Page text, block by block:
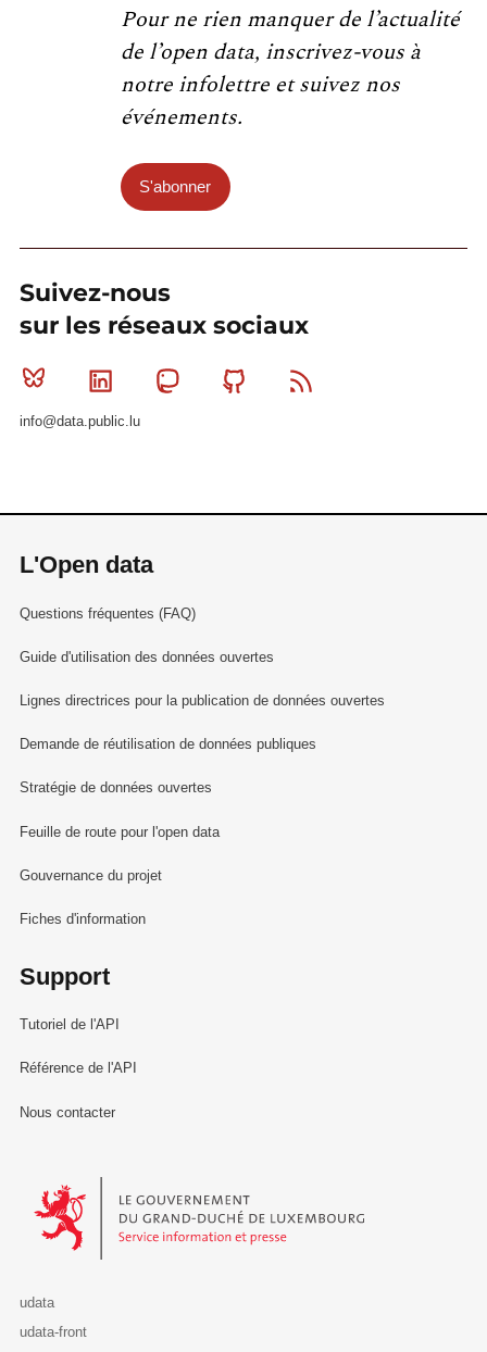
Pour ne rien manquer de l’actualité
de l’open data, inscrivez-vous à
notre infolettre et suivez nos
événements.
S'abonner
Suivez-nous
sur les réseaux sociaux
Bluesky Linkedin MastodonGithub
info@data.public.lu
L'Open data
Questions fréquentes (FAQ)
Guide d'utilisation des données ouvertes
Lignes directrices pour la publication de données ouvertes
Demande de réutilisation de données publiques
Stratégie de données ouvertes
Feuille de route pour l'open data
Gouvernance du projet
Fiches d'information
Support
Tutoriel de l'API
Référence de l'API
Nous contacter
Le Gouvernement du Grand-Duché de Luxembourg - Service
udata
udata-front